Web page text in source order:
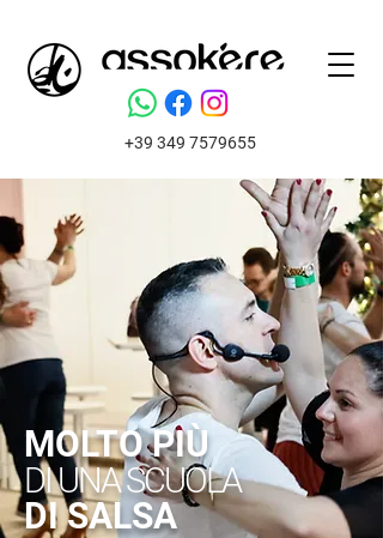
+39 349 7579655
MOLTO PIÙ
DI UNA SCUOLA
DI SALSA